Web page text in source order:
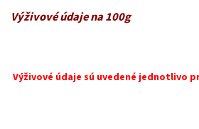
Výživové údaje na 100g
Výživové údaje sú uvedené jednotlivo